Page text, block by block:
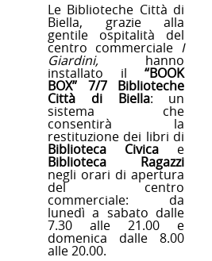
Le Biblioteche Città di
Biella, grazie alla
gentile ospitalità del
centro commerciale I
Giardini, hanno
installato il“BOOK
BOX” 7/7 Biblioteche
Città di Biella: un
sistema che
consentirà la
restituzione dei libri di
Biblioteca Civica e
Biblioteca Ragazzi
negli orari di apertura
del centro
commerciale: da
lunedì a sabato dalle
7.30 alle 21.00 e
domenica dalle 8.00
alle 20.00.